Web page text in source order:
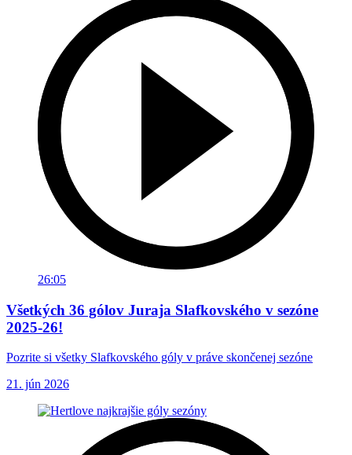
26:05
Všetkých 36 gólov Juraja Slafkovského v sezóne
2025-26!
Pozrite si všetky Slafkovského góly v práve skončenej sezóne
21. jún 2026